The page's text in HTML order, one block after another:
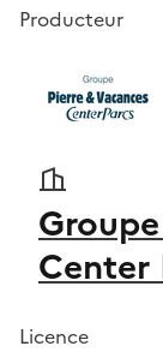
Producteur
Center
Licence